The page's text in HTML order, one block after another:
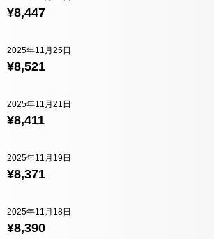
¥8,447
¥8,521
2025年11月25日
¥8,411
2025年11月21日
¥8,371
2025年11月19日
¥8,390
2025年11月18日